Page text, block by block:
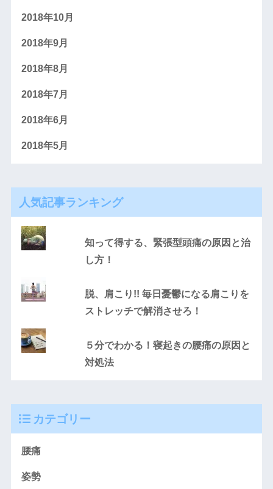
2018年10月
2018年9月
2018年8月
2018年7月
2018年6月
2018年5月
人気記事ランキング
知って得する、緊張型頭痛の原因と治
し方！
脱、肩こり!! 毎日憂鬱になる肩こりを
ストレッチで解消させろ！
５分でわかる！寝起きの腰痛の原因と
対処法
カテゴリー
腰痛
姿勢